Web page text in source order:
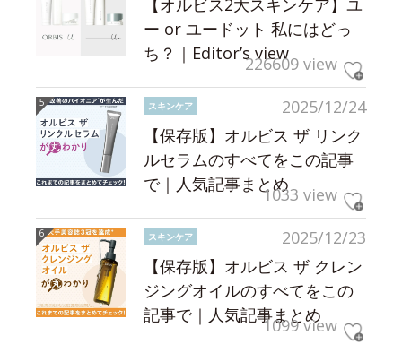
【オルビス2大スキンケア】ユ
ー or ユードット 私にはどっ
ち？｜Editor’s view226609 view
2025/12/24
スキンケア
【保存版】オルビス ザ リンク
ルセラムのすべてをこの記事
で｜人気記事まとめ1033 view
2025/12/23
スキンケア
【保存版】オルビス ザ クレン
ジングオイルのすべてをこの
記事で｜人気記事まとめ
1099 view